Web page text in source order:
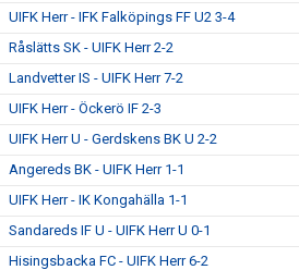
UIFK Herr - IFK Falköpings FF U2 3-4
Råslätts SK - UIFK Herr 2-2
Landvetter IS - UIFK Herr 7-2
UIFK Herr - Öckerö IF 2-3
UIFK Herr U - Gerdskens BK U 2-2
Angereds BK - UIFK Herr 1-1
UIFK Herr - IK Kongahälla 1-1
Sandareds IF U - UIFK Herr U 0-1
Hisingsbacka FC - UIFK Herr 6-2